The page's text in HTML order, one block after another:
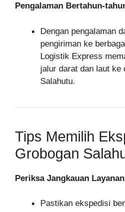
Pengalaman Bertahun-
Dengan pengalaman
pengiriman ke
Logistik Express
jalur darat dan laut ke
Salahutu.
Tips Memilih
Grobogan
Periksa Jangkauan Layanan
Pastikan ekspedisi